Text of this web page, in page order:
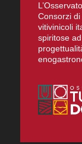
Consorzi
vitivinicoli
spiritose